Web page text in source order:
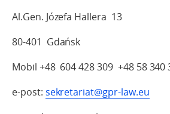
Al.Gen. Józefa Hallera 13
80-401 Gdańsk
Mobil +48 604 428 309 +48 58
e-post: sekretariat@gpr-law.eu